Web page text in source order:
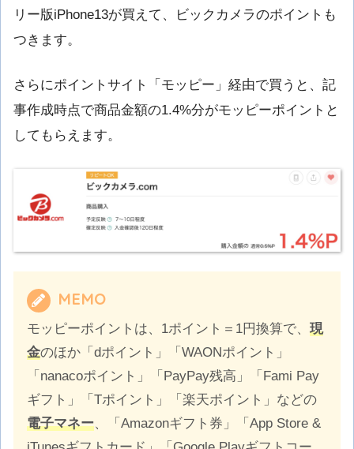
リー版iPhone13が買えて、ビックカメラのポイントも
つきます。
さらにポイントサイト「モッピー」経由で買うと、記
事作成時点で商品金額の1.4%分がモッピーポイントと
してもらえます。
MEMO
モッピーポイントは、1ポイント＝1円換算で、 現
金のほか「dポイント」「WAONポイント」
「nanacoポイント」「PayPay残高」「Fami Pay
ギフト」「Tポイント」「楽天ポイント」などの
電子マネー、「Amazonギフト券」「App Store &